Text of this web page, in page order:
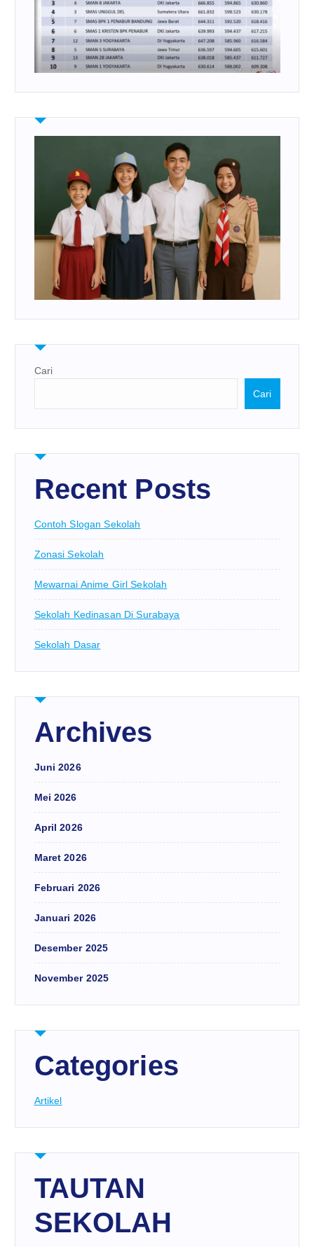
Cari
Cari
Recent Posts
Contoh Slogan Sekolah
Zonasi Sekolah
Mewarnai Anime Girl Sekolah
Sekolah Kedinasan Di Surabaya
Sekolah Dasar
Archives
Juni 2026
Mei 2026
April 2026
Maret 2026
Februari 2026
Januari 2026
Desember 2025
November 2025
Categories
Artikel
TAUTAN
SEKOLAH